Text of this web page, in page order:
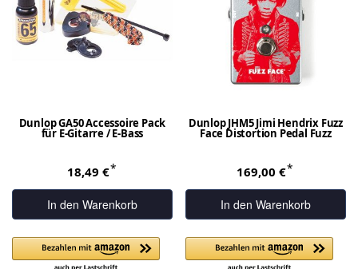
Dunlop GA50 Accessoire Pack
für E-Gitarre / E-Bass
18,49 €*
In den Warenkorb
Dunlop JHM5 Jimi Hendrix Fuzz
Face Distortion Pedal Fuzz
169,00 €*
In den Warenkorb